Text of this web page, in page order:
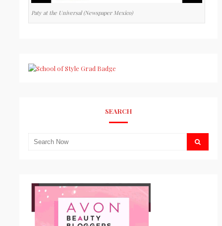
Paty at the Universal (Newspaper Mexico)
SEARCH